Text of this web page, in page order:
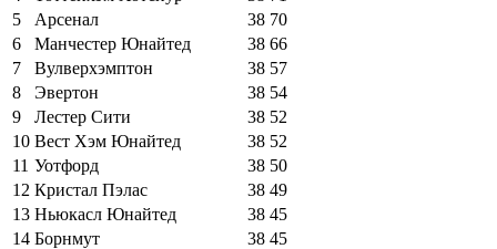
5
Арсенал 38 70
6
Манчестер Юнайтед 38 66
7
Вулверхэмптон 38 57
8
Эвертон 38 54
9
Лестер Сити 38 52
10 Вест Хэм Юнайтед 38 52
11 Уотфорд 38 50
12 Кристал Пэлас 38 49
13 Ньюкасл Юнайтед 38 45
14 Борнмут 38 45